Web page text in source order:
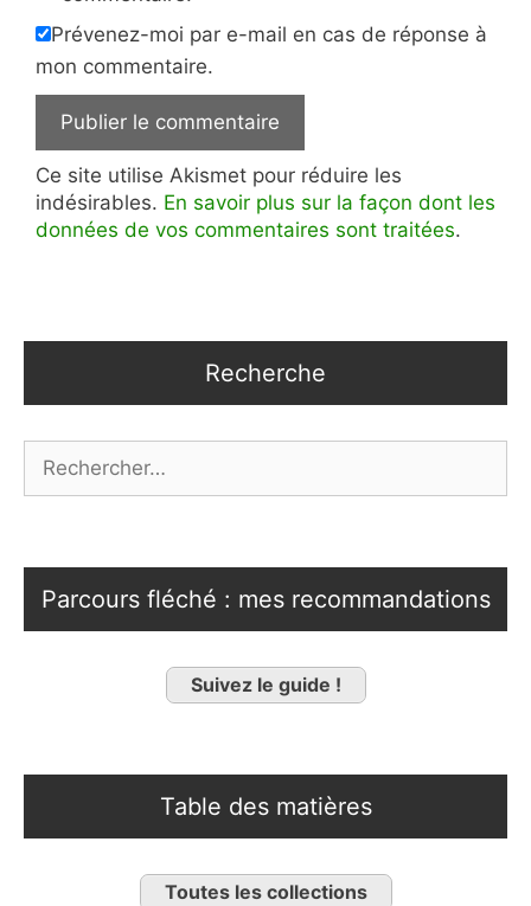
Prévenez-moi par e-mail en cas de réponse à
mon commentaire.
Ce site utilise Akismet pour réduire les
indésirables. En savoir plus sur la façon dont les
données de vos commentaires sont traitées.
Recherche
Parcours fléché : mes recommandations
Suivez le guide !
Table des matières
Toutes les collections